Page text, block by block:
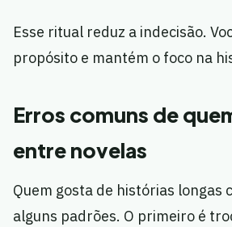
Esse ritual reduz a indecisão.
propósito e mantém o foco na
Erros comuns de
entre novelas
Quem gosta de histórias longas
alguns padrões. O primeiro é